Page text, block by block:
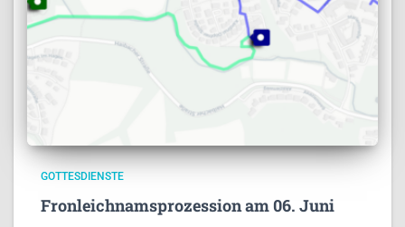
GOTTESDIENSTE
Fronleichnamsprozession am 06. Juni